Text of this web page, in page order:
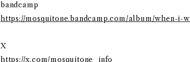
bandcamp
https://mosquitone.bandcamp.com/album/when-i-
X
https://x.com/mosquitone_info